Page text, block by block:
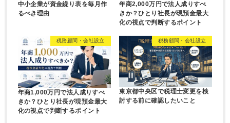
中小企業が資金繰り表を毎月作
るべき理由
年商2,000万円で法人成りすべ
きか？ひとり社長が現預金最大
化の視点で判断するポイント
税務顧問・会社設立
年商1,000万円で法人成りすべ
きか？ひとり社長が現預金最大
化の視点で判断するポイント
税務顧問・会社設立
東京都中央区で税理士変更を検
討する前に確認したいこと